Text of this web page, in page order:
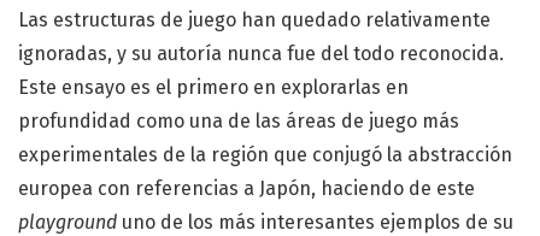
Las estructuras de juego han quedado relativamente
ignoradas, y su autoría nunca fue del todo reconocida.
Este ensayo es el primero en explorarlas en
profundidad como una de las áreas de juego más
experimentales de la región que conjugó la abstracción
europea con referencias a Japón, haciendo de este
playground uno de los más interesantes ejemplos de su